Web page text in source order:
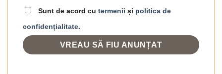
Sunt de acord cu termenii și politica de
confidențialitate.